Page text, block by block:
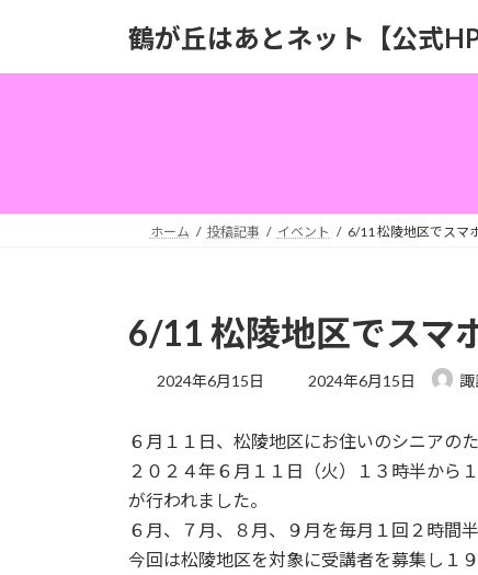
鶴が丘はあとネット【公式HP
ホーム 投稿記事 イベント 6/11 松陵地区でスマ
6/11 松陵地区でスマ
2024年6月15日
最
新
日
時
2024年6月15日 諏
６月１１日、松陵地区にお住いのシニアの
２０２４年６月１１日（火）１３時半か
が行われました。
６月、７月、８月、９月を毎月１回２時間半
今回は松陵地区を対象に受講者を募集し１